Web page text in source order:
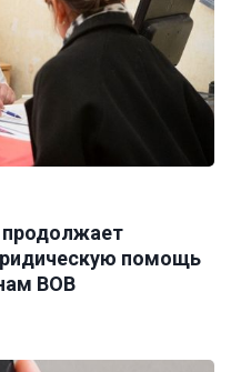
продолжает
помощь
ВОВ